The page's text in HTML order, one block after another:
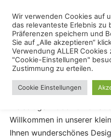
content
Menu
Schrankbett –
Sideboard in einem –
Willkommen in unserer
Ihnen wunderschönes
Wir verwenden Cookies auf
das relevanteste Erlebnis zu
Präferenzen speichern und
Sie auf „Alle akzeptieren“
Verwendung ALLER
"Cookie-Einstellungen"
Zustimmung zu erteilen.
Cookie Einstellungen